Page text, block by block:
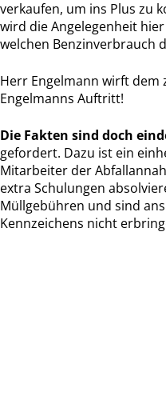
verkaufen, um ins Plus zu
wird die Angelegenheit
welchen Benzinverbrauch
Herr Engelmann wirft dem
Engelmanns Auftritt!
Die Fakten sind doch
gefordert. Dazu ist ein
Mitarbeiter der
extra Schulungen
Müllgebühren und sind
Kennzeichens nicht